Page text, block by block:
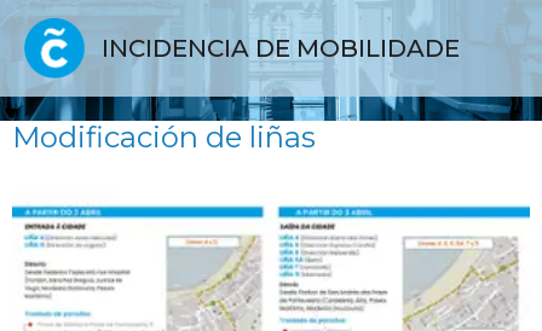
INCIDENCIA DE MOBILIDADE
Modificación de liñas